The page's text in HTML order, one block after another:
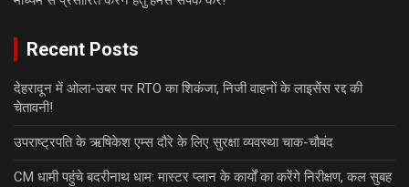
Recent Posts
देहरादून में ओला-उबर पर RTO का शिकंजा, निजी वाहनों के लाइसेंस रद्द की
चेतावनी!
उपराष्ट्रपति के ऋषिकेश एम्स दौरे के लिए सुरक्षा व्यवस्था चाक-चौबंद
CM धामी पहुंचे बदरीनाथ धाम: मास्टर प्लान के कार्यों का करेंगे निरीक्षण, कल सुबह